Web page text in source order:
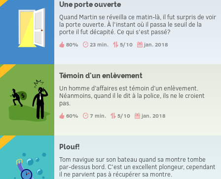
Une porte ouverte
Quand Martin se réveilla ce matin-là, il fut surpris de voir
la porte ouverte. À l'instant où il passa le seuil de la
porte il fut décapité. Ce qui s'est passé?
80% 23 min. 5/10 jan. 2018
Témoin d'un enlèvement
Un homme d’affaires est témoin d’un enlèvement.
Néanmoins, quand il le dit à la police, ils ne le croient
pas.
60% 7 min. 5/10 jan. 2018
Plouf!
Tom navigue sur son bateau quand sa montre tombe
par-dessus bord. C'est un excellent plongeur, cependant
il ne parvient pas à récupérer sa montre.